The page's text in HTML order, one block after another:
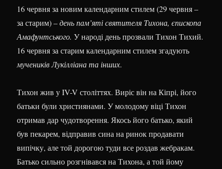
16 червня за новим календарним стилем (29 червня –
за старим) –день пам’яті святителя Тихона, єпископа
Амафунтського. У народі день прозвали Тихон Тихий.
16 червня за старим календарним стилем згадують
мучеників Лукілліана та інших.
Тихон жив у IV-V століттях. Виріс він на Кіпрі, його
батьки були християнами. У молодому віці Тихон
отримав дар чудотворення. Якось його батько, який
був пекарем, відправив сина на ринок продавати
випічку, але той дорогою туди все роздав жебракам.
Батько сильно розгнівався на Тихона, а той йому